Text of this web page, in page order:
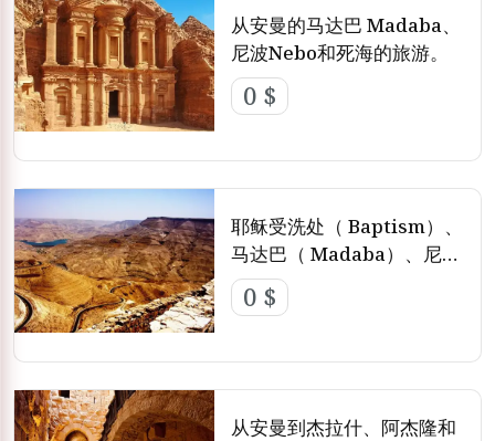
灵活性、高品质服务以及难忘的回忆。每一个行程都在观光与舒适之
间取得完美平衡，让您轻松欣赏约旦之美，无需担忧或劳累。
立即预订您的下一次旅程，与 ETB Tours Egypt 一起探索为何如此
多的旅行者选择他们精心策划的 约旦一日游。无论您只是在安曼度过
几个小时，还是前往佩特拉展开一日探险，这些专业导览的行程都将
为您带来一次充实而深刻的约旦之旅。若您想预订前往佩特拉的行
程，可通过 从安曼出发的佩特拉一日游 进行预订。
从安曼的马达巴 Madaba、
尼波Nebo和死海的旅游。
0 $
耶稣受洗处（ Baptism）、
马达巴（ Madaba）、尼波
（Nebo）和穆卡维尔
(mukawer)的旅游
0 $
从安曼到杰拉什、阿杰隆和